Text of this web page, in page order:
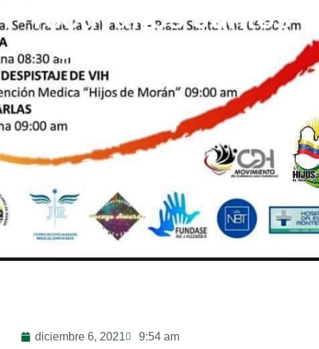
Tocuyanos Juntos
Contra El SIDA
diciembre 6, 2021 9:54 am